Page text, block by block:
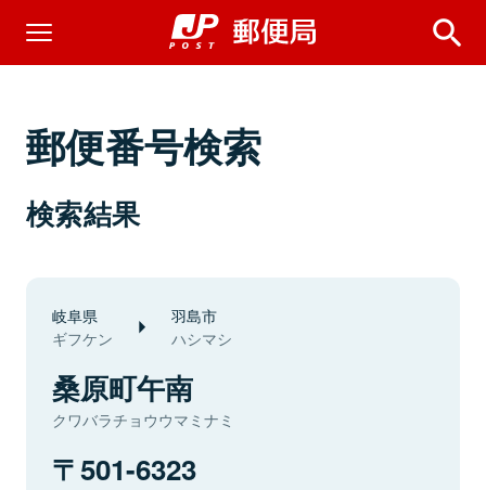
郵便番号検索
検索結果
岐阜県
ギフケン
羽島市
ハシマシ
桑原町午南
クワバラチョウウマミナミ
501-6323